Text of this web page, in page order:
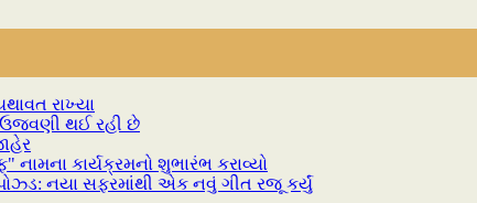
રાખ્યા
થઈ રહી છે
કાર્યક્રમનો શુભારંભ કરાવ્યો
નયા સફરમાંથી એક નવું ગીત રજૂ કર્યું